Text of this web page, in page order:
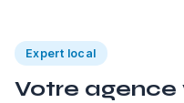
Expert local
Votre agence